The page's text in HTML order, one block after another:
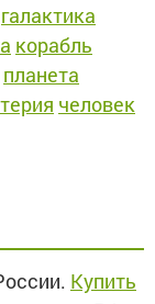
галактика
корабль
планета
человек
Купить